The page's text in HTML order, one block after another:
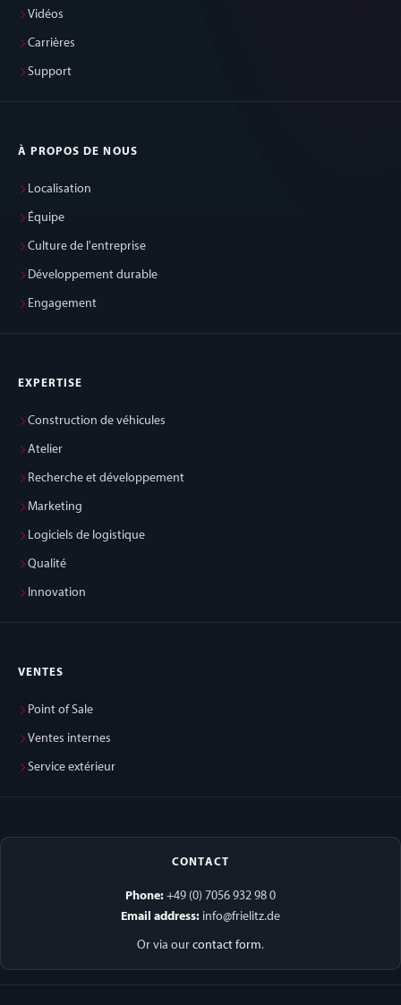
Vidéos
Carrières
Support
À PROPOS DE NOUS
Localisation
Équipe
Culture de l'entreprise
Développement durable
Engagement
EXPERTISE
Construction de véhicules
Atelier
Recherche et développement
Marketing
Logiciels de logistique
Qualité
Innovation
VENTES
Point of Sale
Ventes internes
Service extérieur
CONTACT
Phone: +49 (0) 7056 932 98 0
Email address: info@frielitz.de
Or via our contact form.